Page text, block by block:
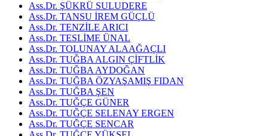
Ass.Dr. ŞÜKRÜ SULUDERE
Ass.Dr. TANSU İREM GÜÇLÜ
Ass.Dr. TENZİLE ARICI
Ass.Dr. TESLİME ÜNAL
Ass.Dr. TOLUNAY ALAAĞAÇLI
Ass.Dr. TUĞBA ALGIN ÇİFTLİK
Ass.Dr. TUĞBA AYDOĞAN
Ass.Dr. TUĞBA ÖZYAŞAMIŞ FIDAN
Ass.Dr. TUĞBA ŞEN
Ass.Dr. TUĞÇE GÜNER
Ass.Dr. TUĞÇE SELENAY ERGEN
Ass.Dr. TUĞÇE SENCAR